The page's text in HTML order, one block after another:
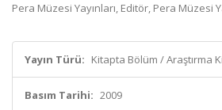
Pera Müzesi Yayınları, Editör, Pera Müzesi
Yayın Türü: Kitapta Bölüm / Araştırma
Basım Tarihi: 2009